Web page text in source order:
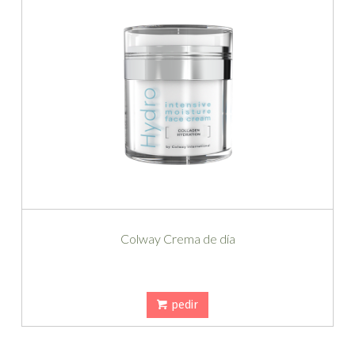
Colway Crema de día
pedir